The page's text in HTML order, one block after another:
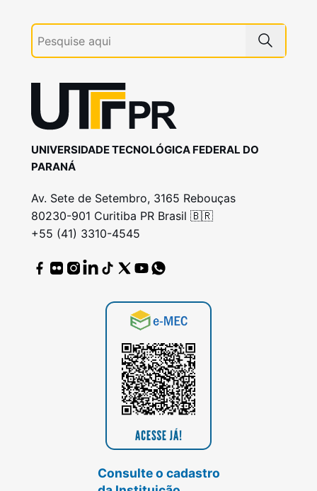
UNIVERSIDADE TECNOLÓGICA FEDERAL DO
PARANÁ
Av. Sete de Setembro, 3165 Rebouças
80230-901 Curitiba PR Brasil 🇧🇷
+55 (41) 3310-4545
Consulte o cadastro